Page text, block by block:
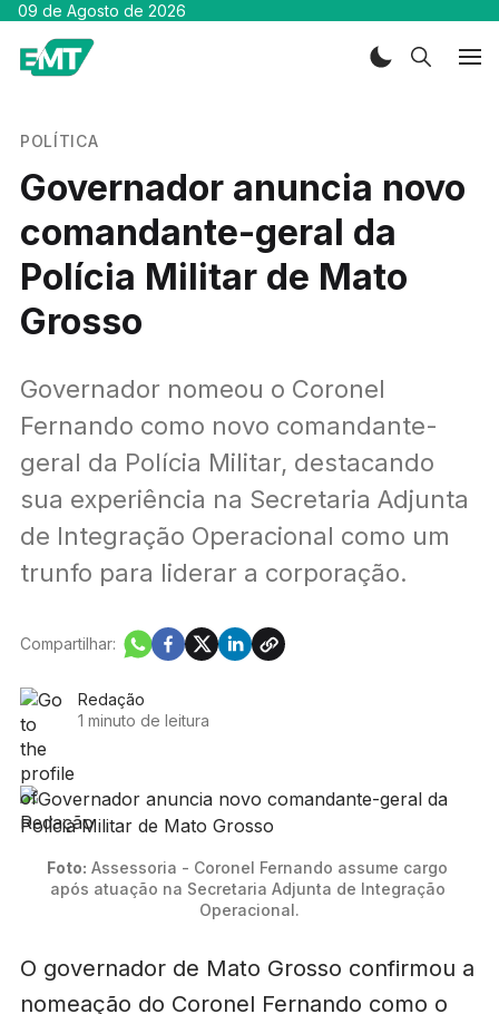
09 de Agosto de 2026
POLÍTICA
Governador anuncia novo
comandante-geral da
Polícia Militar de Mato
Grosso
Governador nomeou o Coronel
Fernando como novo comandante-
geral da Polícia Militar, destacando
sua experiência na Secretaria Adjunta
de Integração Operacional como um
trunfo para liderar a corporação.
Redação
1 minuto de leitura
Compartilhar:
Foto: Assessoria - Coronel Fernando assume cargo
após atuação na Secretaria Adjunta de Integração
Operacional.
O governador de Mato Grosso confirmou a
nomeação do Coronel Fernando como o